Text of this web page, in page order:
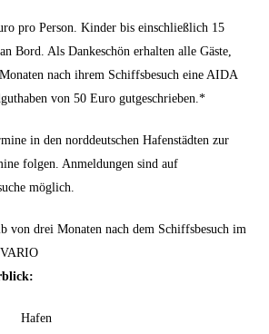
pro Person. Kinder bis einschließlich 15
Bord. Als Dankeschön erhalten alle Gäste,
nach ihrem Schiffsbesuch eine AIDA
von 50 Euro gutgeschrieben.*
in den norddeutschen Hafenstädten zur
folgen. Anmeldungen sind auf
möglich.
von drei Monaten nach dem Schiffsbesuch im